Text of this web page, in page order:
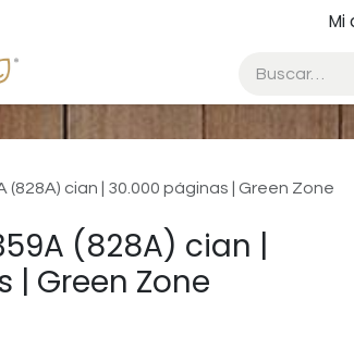
Mi
(828A) cian | 30.000 páginas | Green Zone
(828A) cian |
| Green Zone